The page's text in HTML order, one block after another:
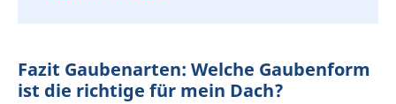
Fazit Gaubenarten: Welche Gaubenform
ist die richtige für mein Dach?